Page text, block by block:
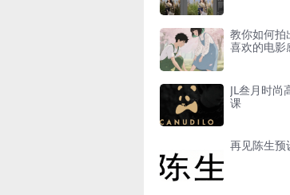
教你如何拍
喜欢的电影
JL叁月时尚
课
再见陈生预